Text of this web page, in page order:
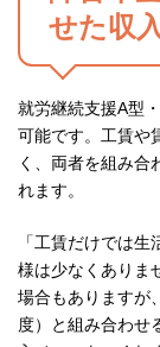
せた収
就労継続支援A型
可能です。工賃や
く、両者を組み合
れます。
「工賃だけでは
様は少なくありま
場合もありますが
度）と組み合わせ